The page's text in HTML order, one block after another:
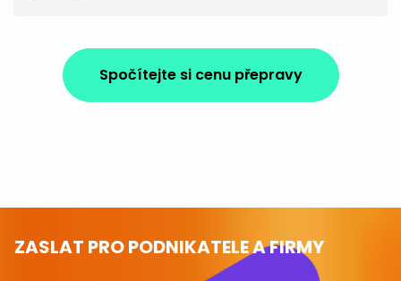
Spočítejte si cenu přepravy
ZASLAT PRO PODNIKATELE A FIRMY